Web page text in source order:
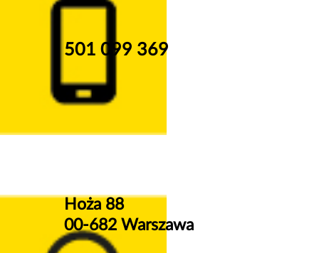
501 099 369
Hoża 88
00-682 Warszawa